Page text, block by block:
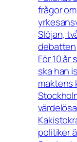
frågor
Slöjan,
debatten
För 10 år
ska han
maktens
politiker